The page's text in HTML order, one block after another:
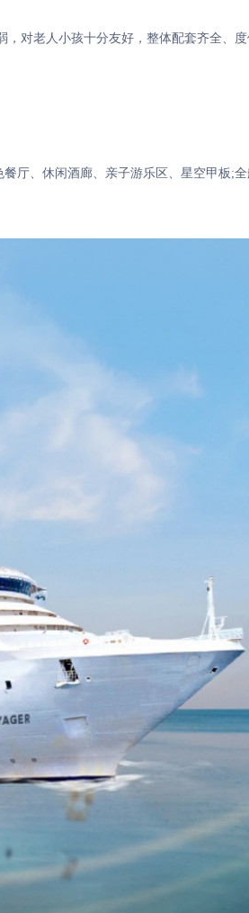
对老人小孩十分友好，整体配套齐全、
厅、休闲酒廊、亲子游乐区、星空甲板;